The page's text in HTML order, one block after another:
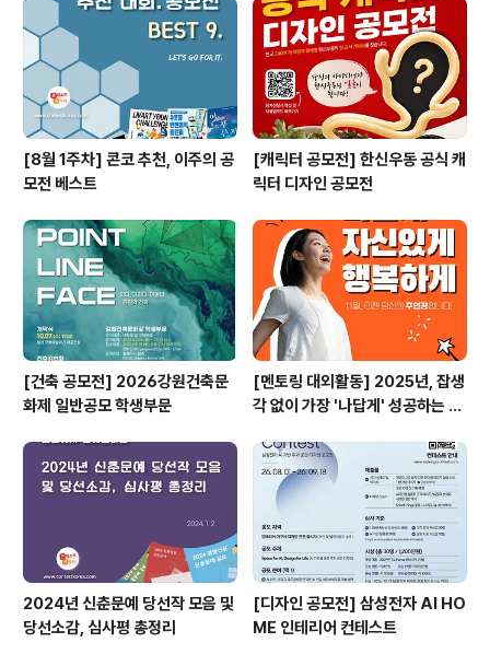
[8월 1주차] 콘코 추천, 이주의 공
모전 베스트
[캐릭터 공모전] 한신우동 공식 캐
릭터 디자인 공모전
[건축 공모전] 2026강원건축문
화제 일반공모 학생부문
[멘토링 대외활동] 2025년, 잡생
각 없이 가장 '나답게' 성공하는 법
2024년 신춘문예 당선작 모음 및
당선소감, 심사평 총정리
[디자인 공모전] 삼성전자 AI HO
ME 인테리어 컨테스트